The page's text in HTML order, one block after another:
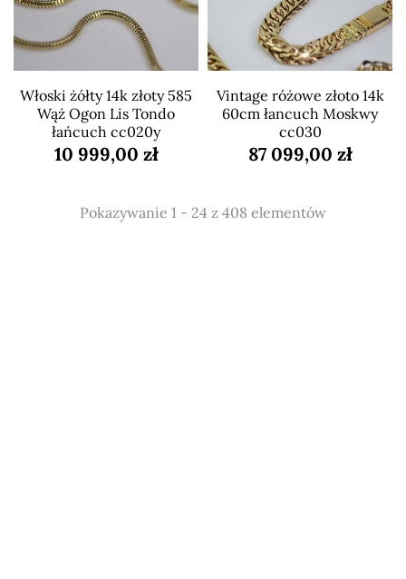
Włoski żółty 14k złoty 585
Wąż Ogon Lis Tondo
łańcuch cc020y
10 999,00 zł
Vintage różowe złoto 14k
60cm łancuch Moskwy
cc030
87 099,00 zł
Pokazywanie 1 - 24 z 408 elementów